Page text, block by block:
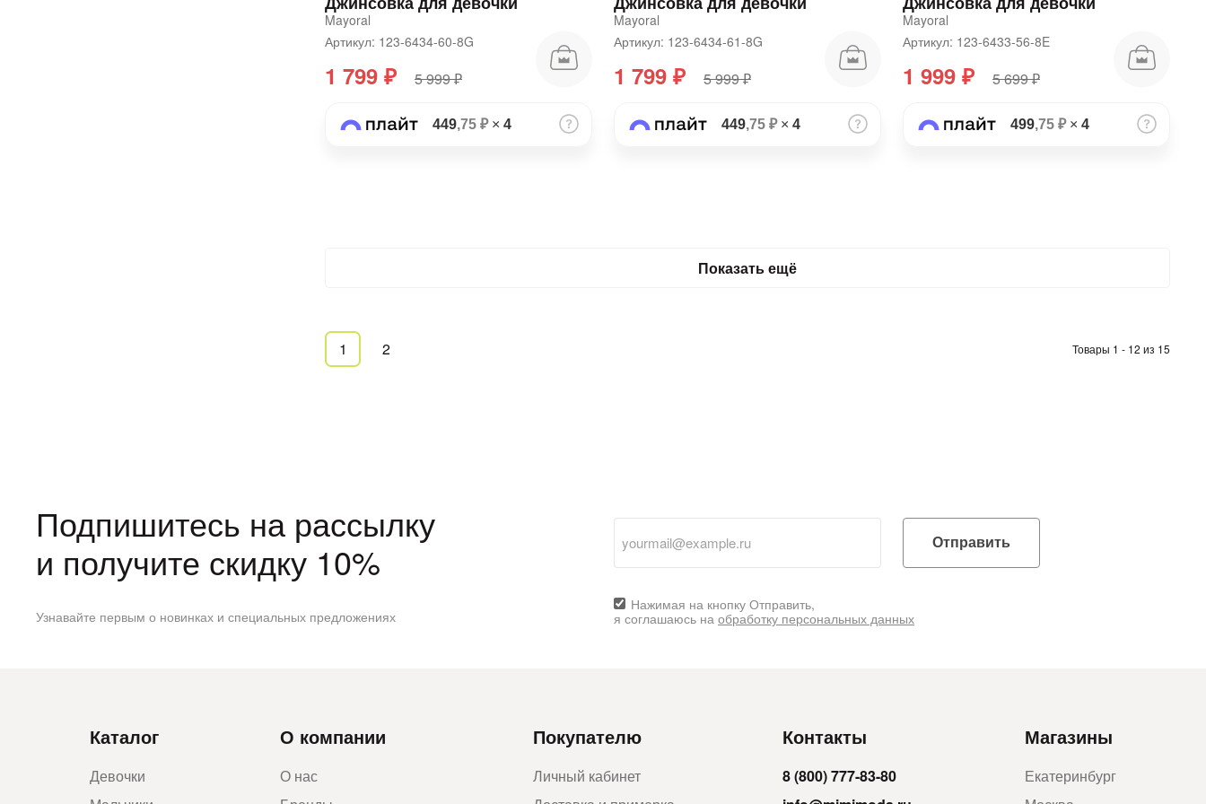
Mayoral
Артикул: 123-6434-60-8G
1 799 ₽ 5 999 ₽
449,75 ₽× 4
Mayoral
Артикул: 123-6434-61-8G
1 799 ₽ 5 999 ₽
449,75 ₽× 4
Mayoral
Артикул: 123-6433-56-8E
1 999 ₽ 5 699 ₽
499,75 ₽× 4
Показать ещё
Товары 1 - 12 из 15
1 2
Подпишитесь на рассылку
и получите скидку 10%
Узнавайте первым о новинках и специальных предложениях
Отправить
Нажимая на кнопку Отправить,
я соглашаюсь на обработку персональных данных
Каталог
Девочки
О компании
О нас
Покупателю
Личный кабинет
Контакты
8 (800) 777-83-80
Магазины
Екатеринбург